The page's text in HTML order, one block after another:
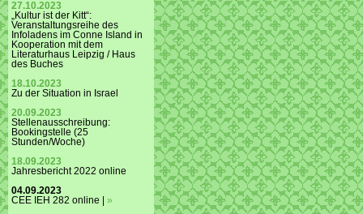
27.10.2023
„Kultur ist der Kitt“:
Veranstaltungsreihe des
Infoladens im Conne Island in
Kooperation mit dem
Literaturhaus Leipzig / Haus
des Buches
18.10.2023
Zu der Situation in Israel
20.09.2023
Stellenausschreibung:
Bookingstelle (25
Stunden/Woche)
18.09.2023
Jahresbericht 2022 online
04.09.2023
CEE IEH 282 online | »